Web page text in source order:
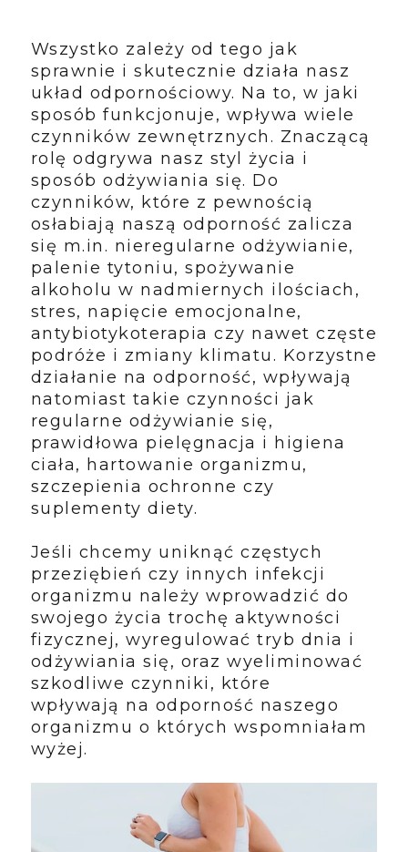
Wszystko zależy od tego jak
sprawnie i skutecznie działa nasz
układ odpornościowy. Na to, w jaki
sposób funkcjonuje, wpływa wiele
czynników zewnętrznych. Znaczącą
rolę odgrywa nasz styl życia i
sposób odżywiania się. Do
czynników, które z pewnością
osłabiają naszą odporność zalicza
się m.in. nieregularne odżywianie,
palenie tytoniu, spożywanie
alkoholu w nadmiernych ilościach,
stres, napięcie emocjonalne,
antybiotykoterapia czy nawet częste
podróże i zmiany klimatu. Korzystne
działanie na odporność, wpływają
natomiast takie czynności jak
regularne odżywianie się,
prawidłowa pielęgnacja i higiena
ciała, hartowanie organizmu,
szczepienia ochronne czy
suplementy diety.
Jeśli chcemy uniknąć częstych
przeziębień czy innych infekcji
organizmu należy wprowadzić do
swojego życia trochę aktywności
fizycznej, wyregulować tryb dnia i
odżywiania się, oraz wyeliminować
szkodliwe czynniki, które
wpływają na odporność naszego
organizmu o których wspomniałam
wyżej.